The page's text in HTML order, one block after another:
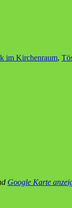
im Kirchenraum,
Google Karte